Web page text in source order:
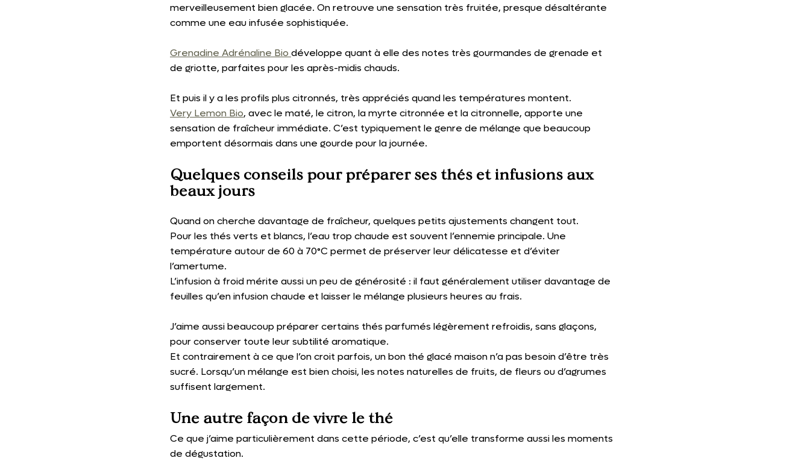
merveilleusement bien glacée. On retrouve une sensation très fruitée, presque désaltérante
comme une eau infusée sophistiquée.
Grenadine Adrénaline Bio développe quant à elle des notes très gourmandes de grenade et
de griotte, parfaites pour les après-midis chauds.
Et puis il y a les profils plus citronnés, très appréciés quand les températures montent.
Very Lemon Bio, avec le maté, le citron, la myrte citronnée et la citronnelle, apporte une
sensation de fraîcheur immédiate. C’est typiquement le genre de mélange que beaucoup
emportent désormais dans une gourde pour la journée.
Quelques conseils pour préparer ses thés et infusions aux
beaux jours
Quand on cherche davantage de fraîcheur, quelques petits ajustements changent tout.
Pour les thés verts et blancs, l’eau trop chaude est souvent l’ennemie principale. Une
température autour de 60 à 70°C permet de préserver leur délicatesse et d’éviter
l’amertume.
L’infusion à froid mérite aussi un peu de générosité : il faut généralement utiliser davantage de
feuilles qu’en infusion chaude et laisser le mélange plusieurs heures au frais.
J’aime aussi beaucoup préparer certains thés parfumés légèrement refroidis, sans glaçons,
pour conserver toute leur subtilité aromatique.
Et contrairement à ce que l’on croit parfois, un bon thé glacé maison n’a pas besoin d’être très
sucré. Lorsqu’un mélange est bien choisi, les notes naturelles de fruits, de fleurs ou d’agrumes
suffisent largement.
Une autre façon de vivre le thé
Ce que j’aime particulièrement dans cette période, c’est qu’elle transforme aussi les moments
de dégustation.